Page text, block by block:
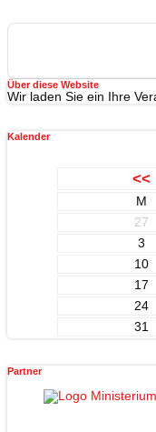
Über diese Website
Wir laden Sie ein Ihre
Kalender
<<
M
27
3
10
17
24
31
Partner